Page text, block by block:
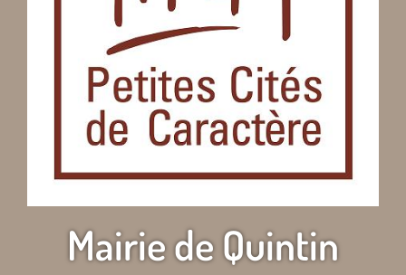
Mairie de Quintin